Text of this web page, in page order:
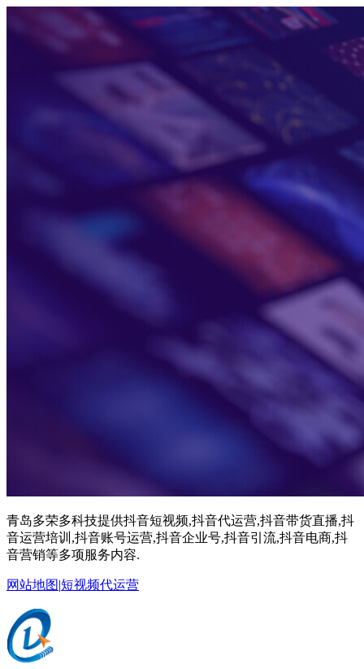
青岛多荣多科技提供抖音短视频,抖音代运营,抖音带货直播,抖
音运营培训,抖音账号运营,抖音企业号,抖音引流,抖音电商,抖
音营销等多项服务内容.
网站地图|短视频代运营